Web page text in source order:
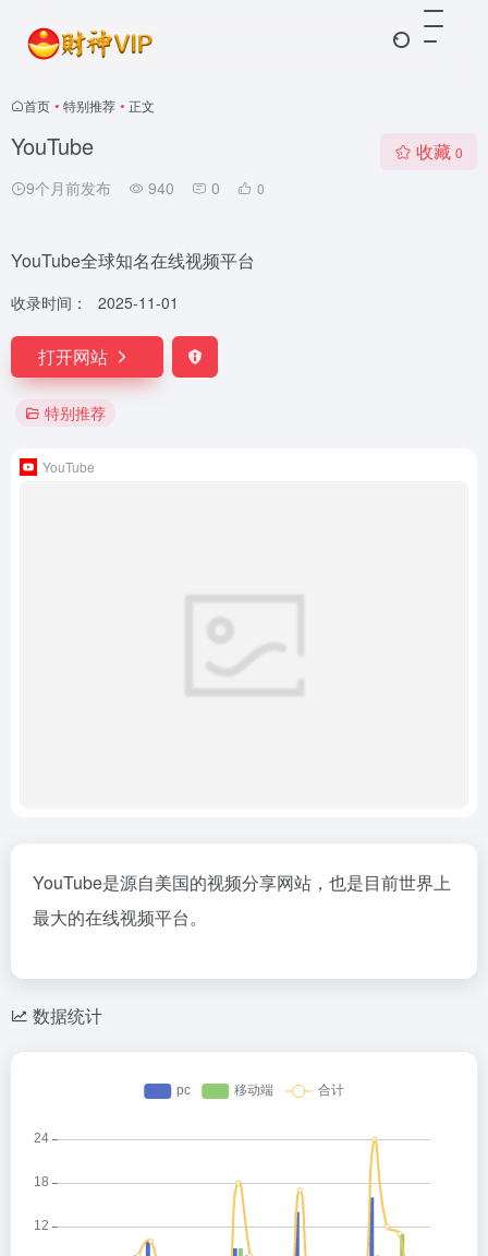
首页 • 特别推荐 • 正文
YouTube
9个月前发布 940 0 0
收藏 0
YouTube全球知名在线视频平台
收录时间： 2025-11-01
打开网站
特别推荐
YouTube
YouTube是源自美国的视频分享网站，也是目前世界上
最大的在线视频平台。
数据统计